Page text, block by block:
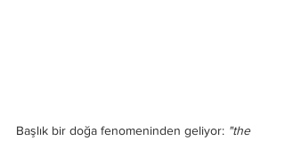
Başlık bir doğa fenomeninden geliyor: "the